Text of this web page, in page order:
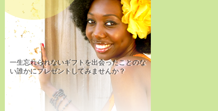
一生忘れられないギフトを出会ったことのな
い誰かにプレゼントしてみませんか？